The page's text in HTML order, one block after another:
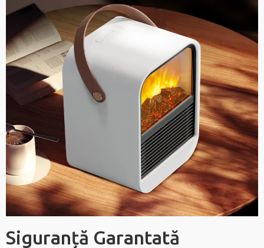
Siguranță Garantată